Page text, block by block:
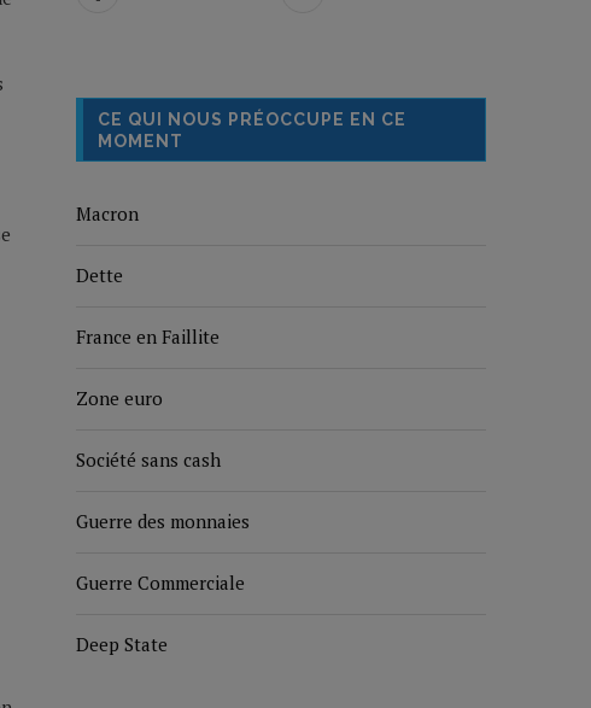
CE QUI NOUS PRÉOCCUPE EN CE
MOMENT
Macron
Dette
France en Faillite
Zone euro
Société sans cash
Guerre des monnaies
Guerre Commerciale
Deep State